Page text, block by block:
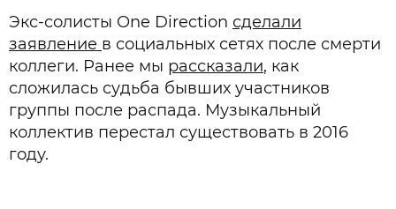
Экс-солисты One Direction сделали
заявление в социальных сетях после смерти
коллеги. Ранее мы рассказали, как
сложилась судьба бывших участников
группы после распада. Музыкальный
коллектив перестал существовать в 2016
году.